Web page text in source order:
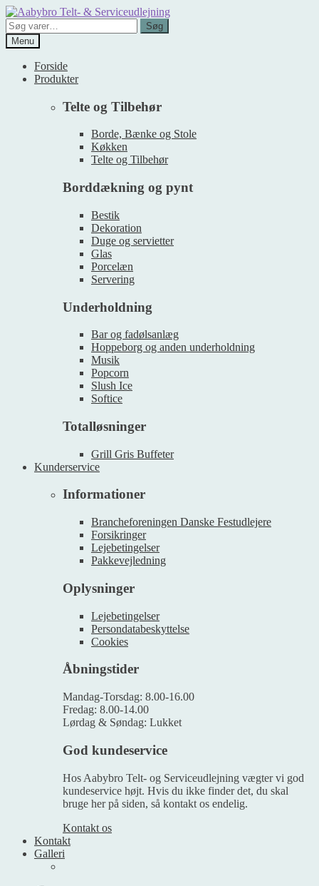
Spring
til
navigation
Spring
til
indhold
Søg
efter:
Søg
Menu
Forside
Produkter
Telte og Tilbehør
Borde, Bænke og Stole
Køkken
Telte og Tilbehør
Borddækning og pynt
Bestik
Dekoration
Duge og servietter
Glas
Porcelæn
Servering
Underholdning
Bar og fadølsanlæg
Hoppeborg og anden underholdning
Musik
Popcorn
Slush Ice
Softice
Totalløsninger
Grill Gris Buffeter
Kunderservice
Informationer
Brancheforeningen Danske Festudlejere
Forsikringer
Lejebetingelser
Pakkevejledning
Oplysninger
Lejebetingelser
Persondatabeskyttelse
Cookies
Åbningstider
Mandag-Torsdag: 8.00-16.00
Fredag: 8.00-14.00
Lørdag & Søndag: Lukket
God kundeservice
Hos Aabybro Telt- og Serviceudlejning vægter vi god
kundeservice højt. Hvis du ikke finder det, du skal
bruge her på siden, så kontakt os endelig.
Kontakt os
Kontakt
Galleri